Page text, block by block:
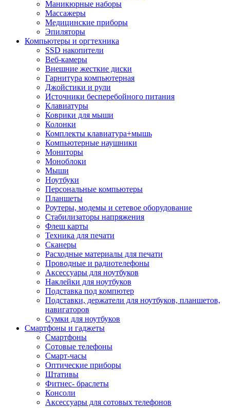
Маникюрные наборы
Массажеры
Медицинские приборы
Эпиляторы
Компьютеры и оргтехника
SSD накопители
Веб-камеры
Внешние жесткие диски
Гарнитура компьютерная
Джойстики и рули
Источники бесперебойного питания
Клавиатуры
Коврики для мыши
Колонки
Комплекты клавиатура+мышь
Компьютерные наушники
Мониторы
Моноблоки
Мыши
Ноутбуки
Персональные компьютеры
Планшеты
Роутеры, модемы и сетевое оборудование
Стабилизаторы напряжения
Флеш карты
Техника для печати
Сканеры
Расходные материалы для печати
Проводные и радиотелефоны
Аксессуары для ноутбуков
Наклейки для ноутбуков
Подставка под компютер
Подставки, держатели для ноутбуков, планшетов,
навигаторов
Сумки для ноутбуков
Смартфоны и гаджеты
Смартфоны
Сотовые телефоны
Смарт-часы
Оптические приборы
Штативы
Фитнес- браслеты
Консоли
Аксессуары для сотовых телефонов